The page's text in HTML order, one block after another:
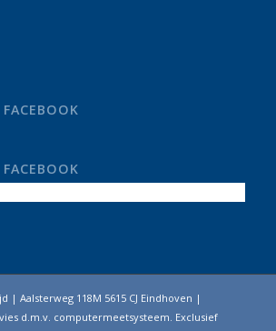
| Aalsterweg 118M 5615 CJ Eindhoven |
d.m.v. computermeetsysteem. Exclusief